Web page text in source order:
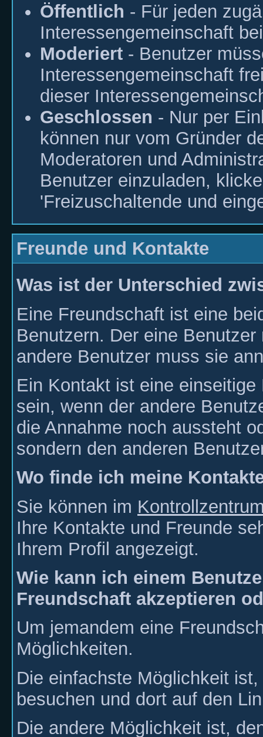
Öffentlich - Für jeden
Interessengemeinschaft
Moderiert - Benutzer
Interessengemeinschaft
dieser
Geschlossen - Nur per
können nur vom Gründer
Moderatoren und
Benutzer einzuladen,
'Freizuschaltende und
Freunde und Kontakte
Was ist der Unterschied
Eine Freundschaft ist eine
Benutzern. Der eine
andere Benutzer muss sie
Ein Kontakt ist eine
sein, wenn der andere
die Annahme noch aussteht
sondern den anderen
Wo finde ich meine
Sie können im
Ihre Kontakte und Freunde
Ihrem Profil angezeigt.
Wie kann ich einem
Freundschaft akzeptieren
Um jemandem eine
Möglichkeiten.
Die einfachste Möglichkeit
besuchen und dort auf den
Die andere Möglichkeit ist,